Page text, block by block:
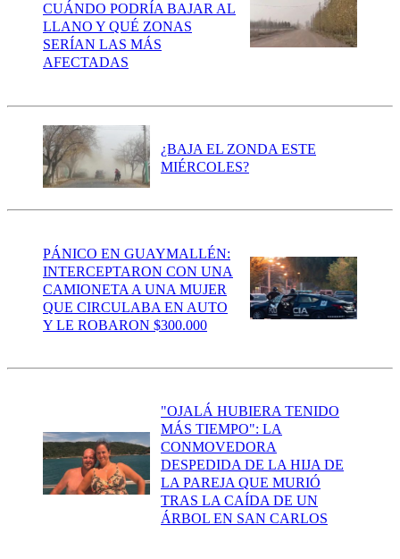
CUÁNDO PODRÍA BAJAR AL
LLANO Y QUÉ ZONAS
SERÍAN LAS MÁS
AFECTADAS
¿BAJA EL ZONDA ESTE
MIÉRCOLES?
PÁNICO EN GUAYMALLÉN:
INTERCEPTARON CON UNA
CAMIONETA A UNA MUJER
QUE CIRCULABA EN AUTO
Y LE ROBARON $300.000
"OJALÁ HUBIERA TENIDO
MÁS TIEMPO": LA
CONMOVEDORA
DESPEDIDA DE LA HIJA DE
LA PAREJA QUE MURIÓ
TRAS LA CAÍDA DE UN
ÁRBOL EN SAN CARLOS